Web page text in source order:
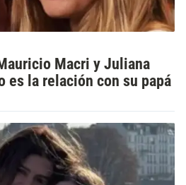
Macri y Juliana
es la relación con su papá